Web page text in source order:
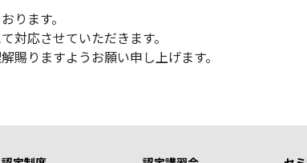
ります。
対応させていただきます。
りますようお願い申し上げます。